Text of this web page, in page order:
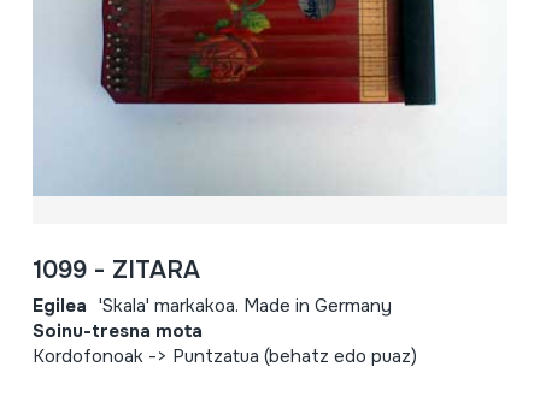
1099 - ZITARA
Egilea 'Skala' markakoa. Made in Germany
Soinu-tresna mota
Kordofonoak -> Puntzatua (behatz edo puaz)